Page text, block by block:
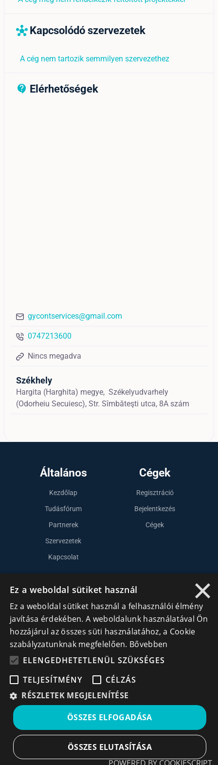
hub Kapcsolódó szervezetek
A cég nem tartozik semmilyen szervezethez
contact_support_outline
Elérhetőségek
gycontservices@gmail.com
0747213600
Nincs megadva
Székhely
Hargita (Harghita) megye, Székelyudvarhely
(Odorheiu Secuiesc), Str. Sîmbăteşti utca, 8A szám
Általános
Kezdőlap
Tudásfórum
Partnerek
Szervezetek
Kapcsolat
Cégek
Regisztráció
Bejelentkezés
Cégek
Lépj kapcsolatba velünk
info@cegek.ro
+40 740 856 970
Iratkozz fel hírlevelünkre!
Ne hagyd ki a lehetőséget, hogy naprakész maradj a
legfontosabb üzleti információkkal! A feliratkozás
×
Ez a weboldal sütiket használ
Ez a weboldal sütiket használ a felhasználói élmény
javítása érdekében. A weboldalunk használatával Ön
hozzájárul az összes süti használatához, a Cookie
szabályzatunknak megfelelően. Bővebben
ELENGEDHETETLENÜL SZÜKSÉGES
TELJESÍTMÉNY
CÉLZÁS
RÉSZLETEK MEGJELENÍTÉSE
ÖSSZES ELFOGADÁSA
ÖSSZES ELUTASÍTÁSA